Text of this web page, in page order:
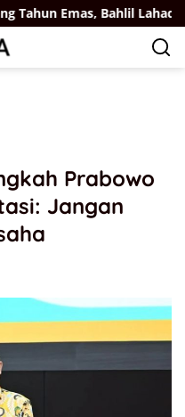
Emas, Bahlil Lahadalia
Prabowo
Jangan